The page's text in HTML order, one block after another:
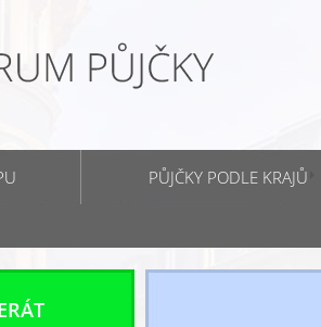
PŮJČKY PODLE KRAJŮ